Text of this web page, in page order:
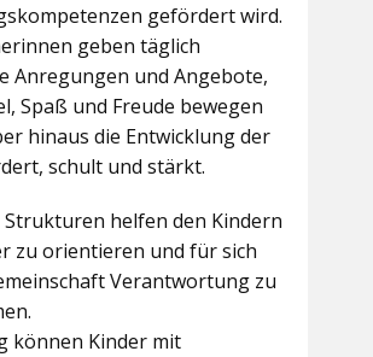
gefördert wird.
geben täglich
Anregungen und Angebote,
Spaß und Freude bewegen
hinaus die Entwicklung der
schult und stärkt.
Strukturen helfen den Kindern
zu orientieren und für sich
Verantwortung zu
können Kinder mit